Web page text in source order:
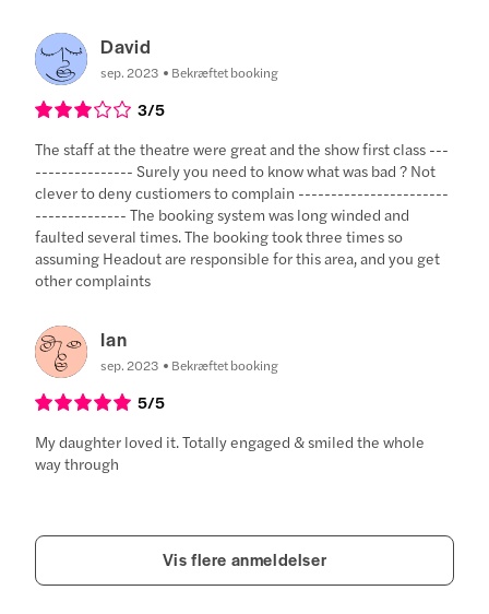
David
sep. 2023 Bekræftet booking
3/5
The staff at the theatre were great and the show first class ---
--------------- Surely you need to know what was bad ? Not
clever to deny custiomers to complain -----------------------
-------------- The booking system was long winded and
faulted several times. The booking took three times so
assuming Headout are responsible for this area, and you get
other complaints
Ian
sep. 2023 Bekræftet booking
5/5
My daughter loved it. Totally engaged & smiled the whole
way through
Vis flere anmeldelser